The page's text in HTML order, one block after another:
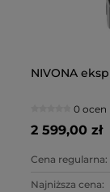
NIVONA
0 ocen
2 599,00 zł
Cena regularna:
Najniższa cena: